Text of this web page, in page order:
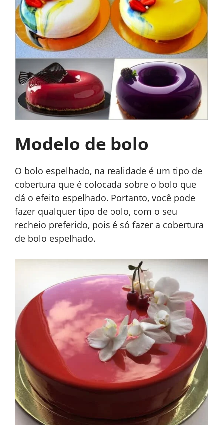
Modelo de bolo
O bolo espelhado, na realidade é um tipo de
cobertura que é colocada sobre o bolo que
dá o efeito espelhado. Portanto, você pode
fazer qualquer tipo de bolo, com o seu
recheio preferido, pois é só fazer a cobertura
de bolo espelhado.